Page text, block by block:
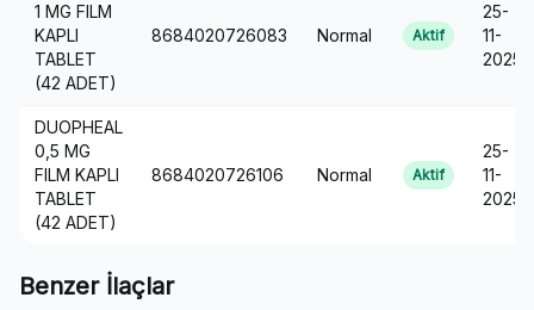
1 MG FILM
KAPLI
TABLET
(42 ADET)
8684020726083 Normal Aktif
25-
11-
2025
DUOPHEAL
0,5 MG
FILM KAPLI
TABLET
(42 ADET)
8684020726106 Normal Aktif
25-
11-
2025
Benzer İlaçlar